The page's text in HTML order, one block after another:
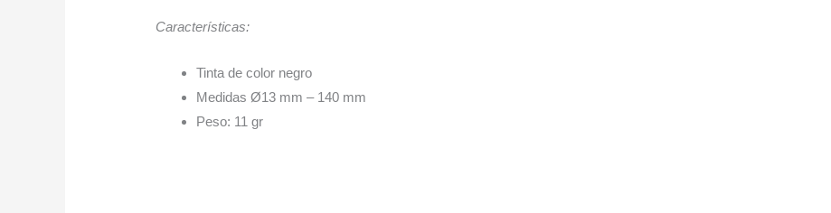
Características:
Tinta de color negro
Medidas Ø13 mm – 140 mm
Peso: 11 gr